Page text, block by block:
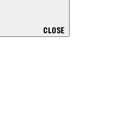
CLOSE